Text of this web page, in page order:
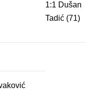
1:1 Dušan
Tadić (71)